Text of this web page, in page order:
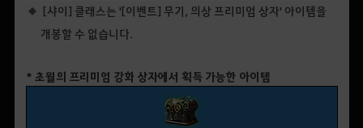
[샤이] 클래스는 '[이벤트] 무기, 의상 프리미엄 상자' 아이템을
개봉할 수 없습니다.
* 초월의 프리미엄 강화 상자에서 획득 가능한 아이템